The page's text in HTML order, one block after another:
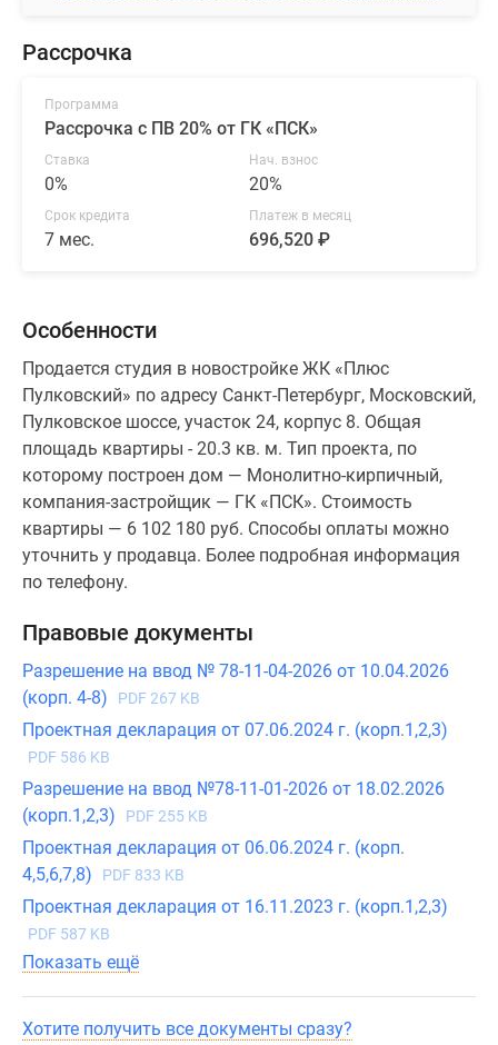
Рассрочка
Программа
Рассрочка с ПВ 20% от ГК «ПСК»
Ставка
0%
Нач. взнос
20%
Срок кредита
7 мес.
Платеж в месяц
696,520 ₽
Особенности
Продается студия в новостройке ЖК «Плюс
Пулковский» по адресу Санкт-Петербург, Московский,
Пулковское шоссе, участок 24, корпус 8. Общая
площадь квартиры - 20.3 кв. м. Тип проекта, по
которому построен дом — Монолитно-кирпичный,
компания-застройщик — ГК «ПСК». Стоимость
квартиры — 6 102 180 руб. Способы оплаты можно
уточнить у продавца. Более подробная информация
по телефону.
Правовые документы
Разрешение на ввод № 78-11-04-2026 от 10.04.2026
(корп. 4-8)
PDF 267 KB
Проектная декларация от 07.06.2024 г. (корп.1,2,3)
PDF 586 KB
Разрешение на ввод №78-11-01-2026 от 18.02.2026
(корп.1,2,3)
PDF 255 KB
Проектная декларация от 06.06.2024 г. (корп.
4,5,6,7,8)
PDF 833 KB
Проектная декларация от 16.11.2023 г. (корп.1,2,3)
PDF 587 KB
Показать ещё
Хотите получить все документы сразу?